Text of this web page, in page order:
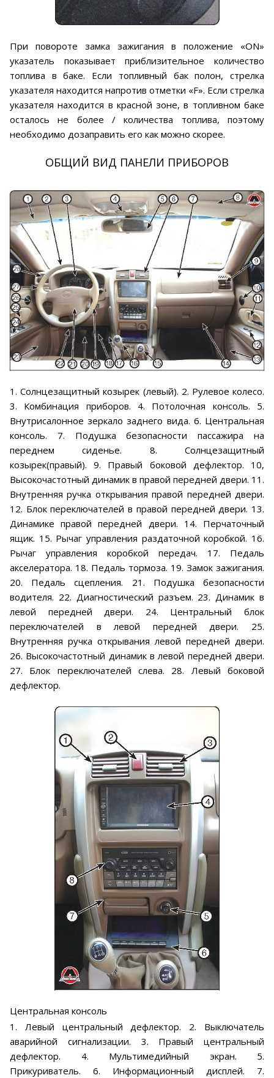
При повороте замка зажигания в положение «ON»
указатель показывает приблизительное количество
топлива в баке. Если топливный бак полон, стрелка
указателя находится напротив отметки «F». Если стрелка
указателя находится в красной зоне, в топливном баке
осталось не более / количества топлива, поэтому
необходимо дозаправить его как можно скорее.
ОБЩИЙ ВИД ПАНЕЛИ ПРИБОРОВ
1. Солнцезащитный козырек (левый). 2. Рулевое колесо.
3. Комбинация приборов. 4. Потолочная консоль. 5.
Внутрисалонное зеркало заднего вида. 6. Центральная
консоль. 7. Подушка безопасности пассажира на
переднем сиденье. 8. Солнцезащитный
козырек(правый). 9. Правый боковой дефлектор. 10,
Высокочастотный динамик в правой передней двери. 11.
Внутренняя ручка открывания правой передней двери.
12. Блок переключателей в правой передней двери. 13.
Динамике правой передней двери. 14. Перчаточный
ящик. 15. Рычаг управления раздаточной коробкой. 16.
Рычаг управления коробкой передач. 17. Педаль
акселератора. 18. Педаль тормоза. 19. Замок зажигания.
20. Педаль сцепления. 21. Подушка безопасности
водителя. 22. Диагностический разъем. 23. Динамик в
левой передней двери. 24. Центральный блок
переключателей в левой передней двери. 25.
Внутренняя ручка открывания левой передней двери.
26. Высокочастотный динамик в левой передней двери.
27. Блок переключателей слева. 28. Левый боковой
дефлектор.
Центральная консоль
1. Левый центральный дефлектор. 2. Выключатель
аварийной сигнализации. 3. Правый центральный
дефлектор. 4. Мультимедийный экран. 5.
Прикуриватель. 6. Информационный дисплей. 7.